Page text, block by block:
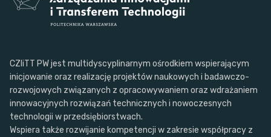
CZIiTT PW jest multidyscyplinarnym ośrodkiem wspierającym
inicjowanie oraz realizację projektów naukowych i badawczo-
rozwojowych związanych z opracowywaniem oraz wdrażaniem
innowacyjnych rozwiązań technicznych i nowoczesnych
technologii w przedsiębiorstwach.
Wspiera także rozwijanie kompetencji w zakresie współpracy z